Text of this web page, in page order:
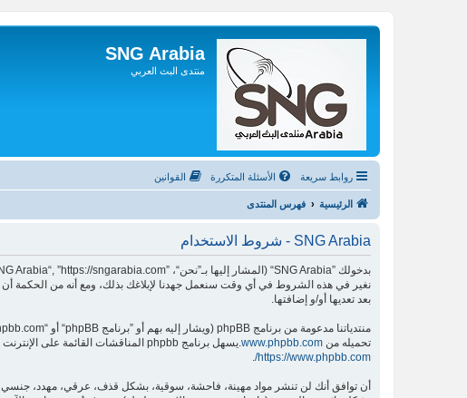
SNG Arabia
منتدى البث العربي
روابط سريعة الأسئلة المتكررة القوانين
الرئيسية فهرس المنتدى
SNG Arabia - شروط الاستخدام
بعد تعديها أو/و إضافتها.
منتدياتنا مدعومة من برنامج phpBB (ويشار إليه بهم أو ”برنامج phpBB“ أو “www.phpbb.com” أو ”phpBB Limited“ أو ”phpBB Teams“) وهو برنامج منتديات مرخص تحت “
تحميله من www.phpbb.com.يسهل برنامج phpbb المناقشات القائمة على الإنترنت ؛ phpbb Limited ليست مسؤوله عن السماح و/أو عدم السماح بالمحتوى و/أو السلوك المباح. لمزيد من المعلومات حول phpbb اطلع على
https://www.phpbb.com/
.